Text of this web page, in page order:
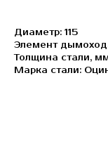
Диаметр: 115
Элемент
Толщина стали,
Марка стали: